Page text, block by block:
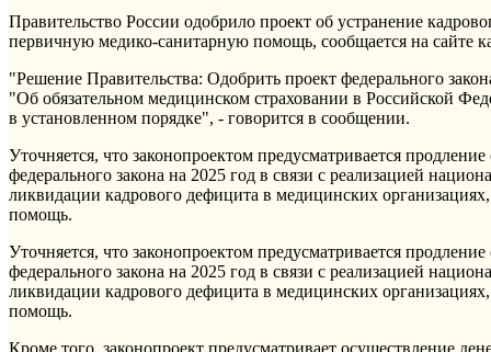
Правительство России одобрило проект об устранение
первичную медико-санитарную помощь, сообщается на сайте
"Решение Правительства: Одобрить проект федерального
"Об обязательном медицинском страховании в Российской
в установленном порядке", - говорится в сообщении.
Уточняется, что законопроектом предусматривается
федерального закона на 2025 год в связи с реализацией
ликвидации кадрового дефицита в медицинских
помощь.
Уточняется, что законопроектом предусматривается
федерального закона на 2025 год в связи с реализацией
ликвидации кадрового дефицита в медицинских
помощь.
Кроме того, законопроект предусматривает осуществление